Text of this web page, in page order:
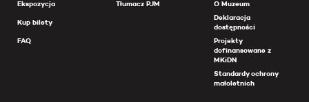
Ekspozycja
Kup bilety
FAQ
Tłumacz PJM
O Muzeum
Deklaracja
dostępności
Projekty
dofinansowane z
MKiDN
Standardy ochrony
małoletnich